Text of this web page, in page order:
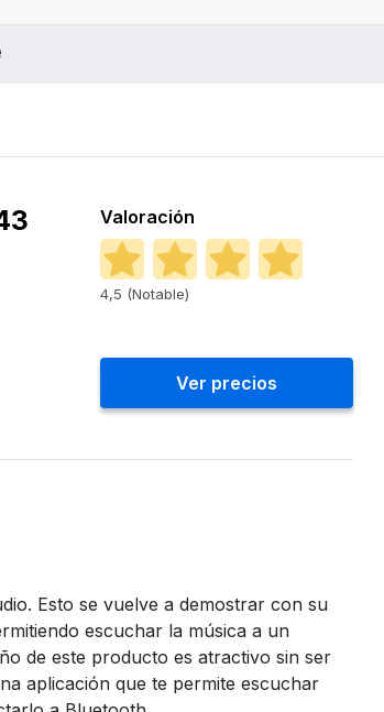
Valoración
4,5 (Notable)
Ver precios
Esto se vuelve a demostrar con su
escuchar la música a un
de este producto es atractivo sin ser
aplicación que te permite escuchar